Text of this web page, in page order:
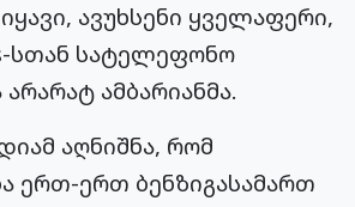
ავუხსენი ყველაფერი,
სთან სატელეფონო
ამბარიანმა.
აღნიშნა, რომ
ერთ-ერთ ბენზიგასამართ